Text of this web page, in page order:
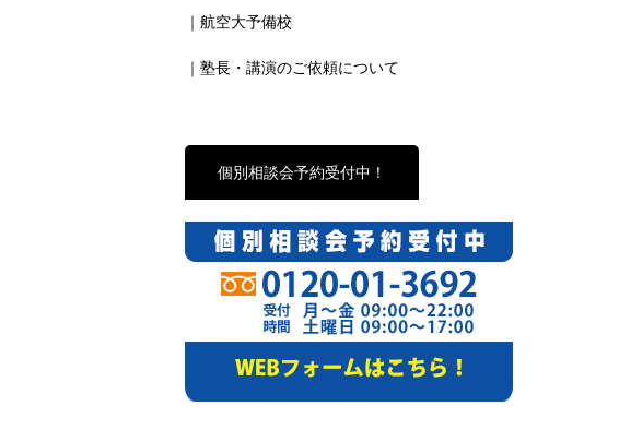
｜航空大予備校
｜塾長・講演のご依頼について
個別相談会予約受付中！